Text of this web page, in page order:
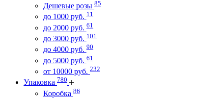
Дешевые розы 85
до 1000 руб. 11
до 2000 руб. 61
до 3000 руб. 101
до 4000 руб. 90
до 5000 руб. 61
от 10000 руб. 232
Упаковка 780
Коробка 86